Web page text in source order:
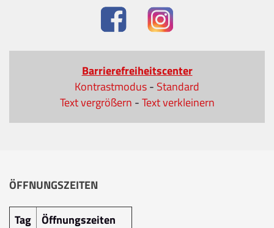
Barrierefreiheitscenter
Kontrastmodus- Standard
Text vergrößern -Text verkleinern
ÖFFNUNGSZEITEN
Tag Öffnungszeiten